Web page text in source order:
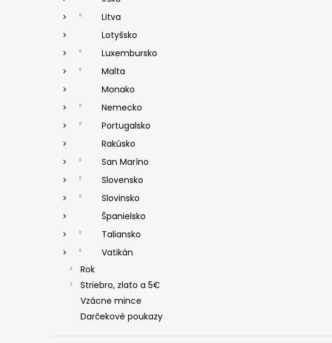
Litva
Lotyšsko
Luxembursko
Malta
Monako
Nemecko
Portugalsko
Rakúsko
San Maríno
Slovensko
Slovinsko
Španielsko
Taliansko
Vatikán
Rok
Striebro, zlato a 5€
Vzácne mince
Darčekové poukazy